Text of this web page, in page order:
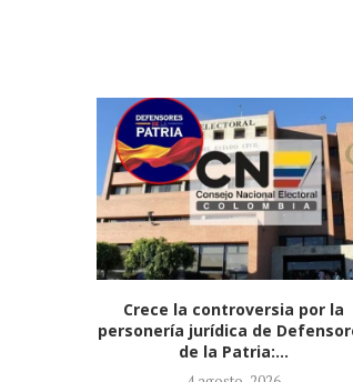
Abelardo de la Espriella
su gabinete ministerial con la
designación de...